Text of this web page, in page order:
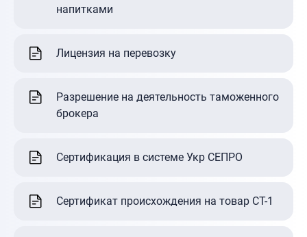
напитками
Лицензия на перевозку
Разрешение на деятельность таможенного
брокера
Сертификация в системе Укр СЕПРО
Сертификат происхождения на товар СТ-1